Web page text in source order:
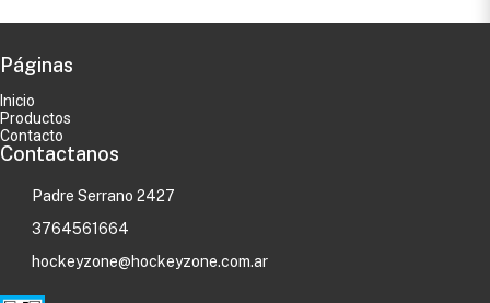
Páginas
Inicio
Productos
Contacto
Contactanos
Padre Serrano 2427
3764561664
hockeyzone@hockeyzone.com.ar